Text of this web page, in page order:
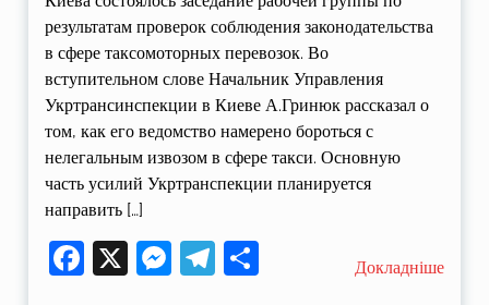
результатам проверок соблюдения законодательства
в сфере таксомоторных перевозок. Во
вступительном слове Начальник Управления
Укртрансинспекции в Киеве А.Гринюк рассказал о
том, как его ведомство намерено бороться с
нелегальным извозом в сфере такси. Основную
часть усилий Укртранспекции планируется
направить […]
Facebook
X Messenger
Telegram
Поділитися
Докладніше